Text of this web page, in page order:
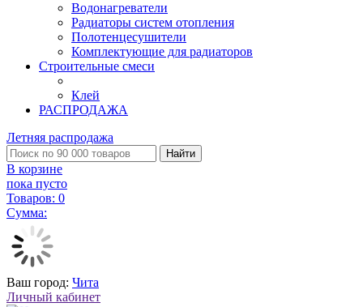
Водонагреватели
Радиаторы систем отопления
Полотенцесушители
Комплектующие для радиаторов
Строительные смеси
Клей
РАСПРОДАЖА
Летняя распродажа
Найти
В корзине
пока пусто
Товаров: 0
Сумма:
Ваш город: Чита
Личный кабинет